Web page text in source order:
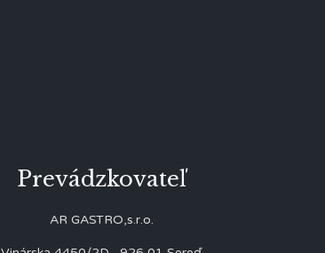
Prevádzkovateľ
AR GASTRO,s.r.o.